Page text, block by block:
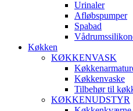
Urinaler
Afløbspumper
Spabad
Køkken
KØKKENVASK
Køkkenvaske
Tilbehør til
KØKKENUDSTYR